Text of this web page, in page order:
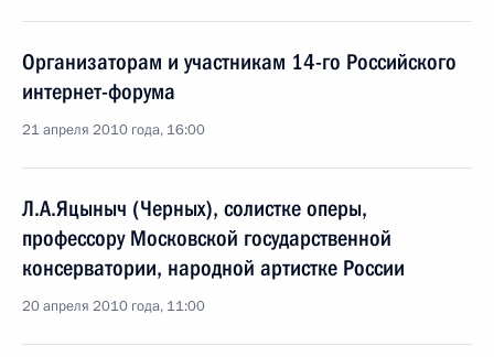
Организаторам и участникам 14-го Российского
интернет-форума
21 апреля 2010 года, 16:00
Л.А.Яцыныч (Черных), солистке оперы,
профессору Московской государственной
консерватории, народной артистке России
20 апреля 2010 года, 11:00